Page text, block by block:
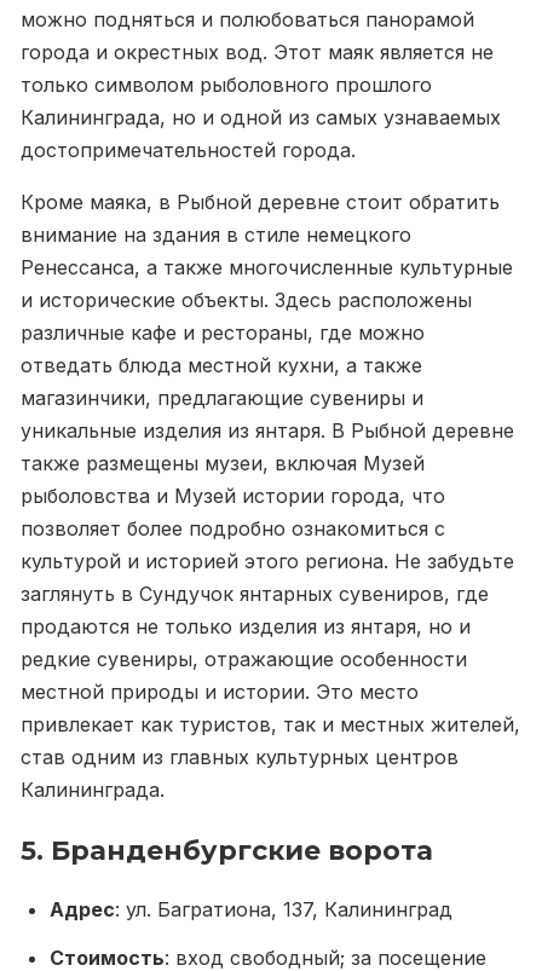
можно подняться и полюбоваться панорамой
города и окрестных вод. Этот маяк является не
только символом рыболовного прошлого
Калининграда, но и одной из самых узнаваемых
достопримечательностей города.
Кроме маяка, в Рыбной деревне стоит обратить
внимание на здания в стиле немецкого
Ренессанса, а также многочисленные культурные
и исторические объекты. Здесь расположены
различные кафе и рестораны, где можно
отведать блюда местной кухни, а также
магазинчики, предлагающие сувениры и
уникальные изделия из янтаря. В Рыбной деревне
также размещены музеи, включая Музей
рыболовства и Музей истории города, что
позволяет более подробно ознакомиться с
культурой и историей этого региона. Не забудьте
заглянуть в Сундучок янтарных сувениров, где
продаются не только изделия из янтаря, но и
редкие сувениры, отражающие особенности
местной природы и истории. Это место
привлекает как туристов, так и местных жителей,
став одним из главных культурных центров
Калининграда.
5. Бранденбургские ворота
Адрес: ул. Багратиона, 137, Калининград
Стоимость: вход свободный; за посещение